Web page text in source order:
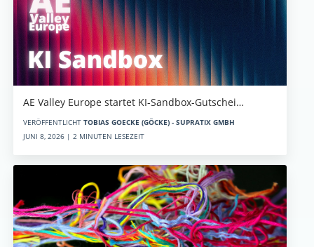
AE Valley Europe startet KI-Sandbox-Gutschei…
VERÖFFENTLICHT TOBIAS GOECKE (GÖCKE) - SUPRATIX GMBH
JUNI 8, 2026 | 2 MINUTEN LESEZEIT